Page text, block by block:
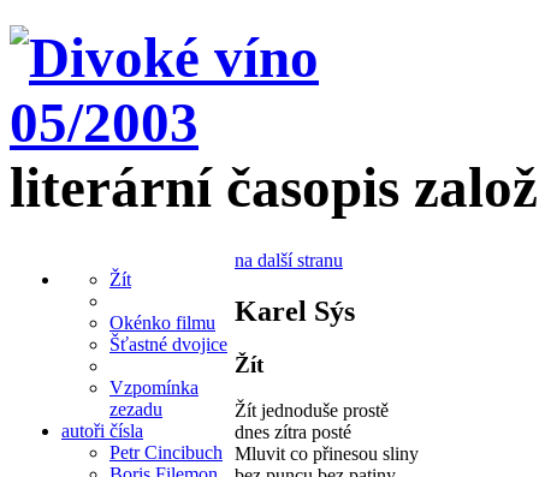
literární časopis
Žít
Okénko filmu
Šťastné dvojice
Vzpomínka
zezadu
autoři čísla
Petr Cincibuch
na další stranu
Karel Sýs
Žít
Žít jednoduše prostě
dnes zítra posté
Mluvit co přinesou sliny